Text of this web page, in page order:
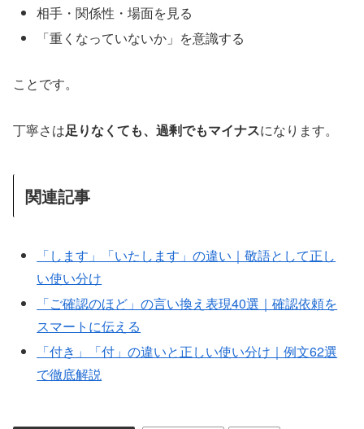
相手・関係性・場面を見る
「重くなっていないか」を意識する
ことです。
丁寧さは足りなくても、過剰でもマイナスになります。
関連記事
「します」「いたします」の違い｜敬語として正し
い使い分け
「ご確認のほど」の言い換え表現40選｜確認依頼を
スマートに伝える
「付き」「付」の違いと正しい使い分け｜例文62選
で徹底解説